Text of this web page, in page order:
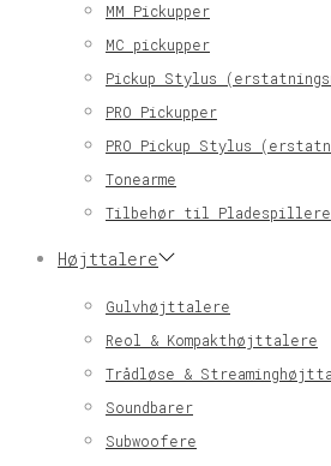
MM Pickupper
MC pickupper
Pickup Stylus
PRO Pickupper
PRO Pickup Stylus
Tonearme
Tilbehør til Pladespillere
Højttalere
Gulvhøjttalere
Reol & Kompakthøjttalere
Trådløse &
Soundbarer
Subwoofere